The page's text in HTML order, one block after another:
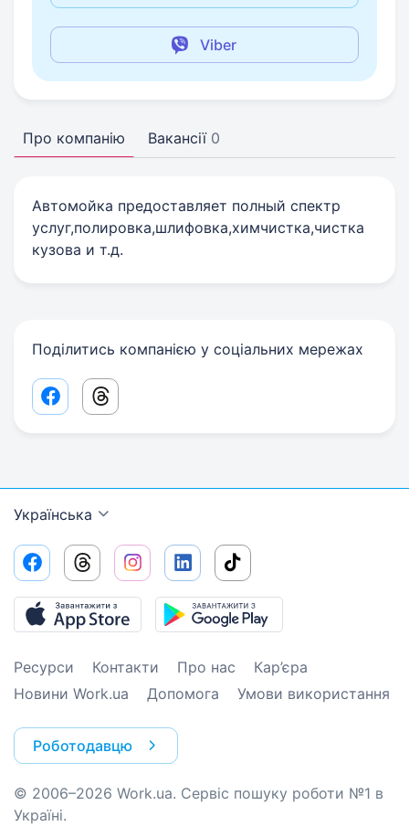
Viber
Про компанію Вакансії 0
Автомойка предоставляет полный спектр
услуг,полировка,шлифовка,химчистка,чистка
кузова и т.д.
Поділитись компанією у соціальних мережах
Facebook share link
Threads share link
Українська
Ресурси Контакти Про нас
Кар’єра
Новини Work.ua
Допомога Умови використання
Роботодавцю
© 2006–2026 Work.ua. Сервіс пошуку роботи №1 в
Україні.